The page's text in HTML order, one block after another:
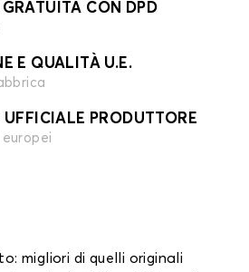
CON DPD
E QUALITÀ U.E.
UFFICIALE PRODUTTORE
migliori di quelli originali